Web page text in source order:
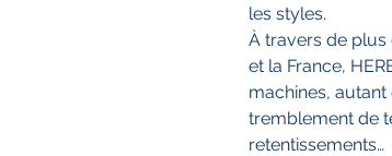
les styles.
À travers de plus
et la France,
machines,
tremblement de
retentissements…